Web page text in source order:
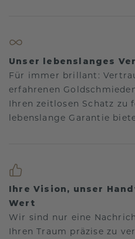
Unser lebenslanges
Für immer brillant:
erfahrenen
Ihren zeitlosen Schatz zu
lebenslange Garantie
Ihre Vision, unser
Wert
Wir sind nur eine
Ihren Traum präzise zu